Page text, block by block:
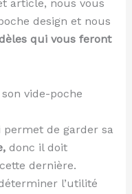
article, nous vous
design et nous
qui vous feront
vide-poche
de garder sa
donc il doit
dernière.
l’utilité